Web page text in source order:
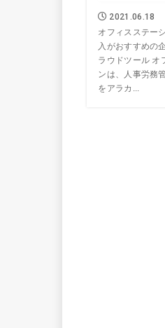
2021.06.18
オフィスステー
入がおすすめの
ラウドツール オ
ンは、人事労務
をアラカ...